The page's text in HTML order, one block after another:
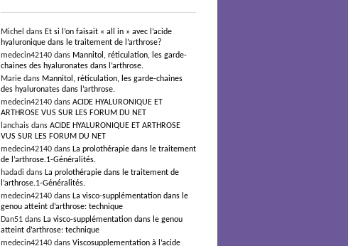
Michel dans Et si l’on faisait « all in » avec l’acide
hyaluronique dans le traitement de l’arthrose?
medecin42140 dans Mannitol, réticulation, les garde-
chaines des hyaluronates dans l’arthrose.
Marie dans Mannitol, réticulation, les garde-chaines
des hyaluronates dans l’arthrose.
medecin42140 dans ACIDE HYALURONIQUE ET
ARTHROSE VUS SUR LES FORUM DU NET
lanchais dans ACIDE HYALURONIQUE ET ARTHROSE
VUS SUR LES FORUM DU NET
medecin42140 dans La prolothérapie dans le traitement
de l’arthrose.1-Généralités.
hadadi dans La prolothérapie dans le traitement de
l’arthrose.1-Généralités.
medecin42140 dans La visco-supplémentation dans le
genou atteint d’arthrose: technique
Dan51 dans La visco-supplémentation dans le genou
atteint d’arthrose: technique
medecin42140 dans Viscosupplementation à l’acide